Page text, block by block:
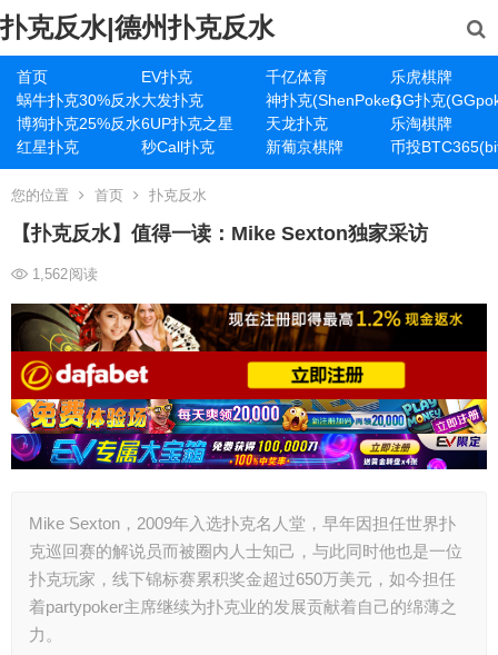
扑克反水|德州扑克反水
首页 EV扑克 千亿体育
乐虎棋牌
蜗牛扑克30%反水大发扑克 神扑克(ShenPoker)GG扑克
博狗扑克25%反水6UP扑克之星 天龙扑克
乐淘棋牌
红星扑克
秒Call扑克 新葡京棋牌 币投
您的位置 首页 扑克反水
【扑克反水】值得一读：Mike Sexton独家采访
1,562阅读
Mike Sexton，2009年入选扑克名人堂，早年因担任世界扑
克巡回赛的解说员而被圈内人士知己，与此同时他也是一位
扑克玩家，线下锦标赛累积奖金超过650万美元，如今担任
着partypoker主席继续为扑克业的发展贡献着自己的绵薄之
力。